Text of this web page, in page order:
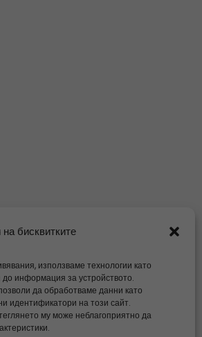
бисквитките
използваме технологии като
информация за устройството.
да обработваме данни като
идентификатори на този сайт.
му може неблагоприятно да